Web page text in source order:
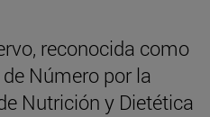
reconocida como
Número por la
Nutrición y Dietética